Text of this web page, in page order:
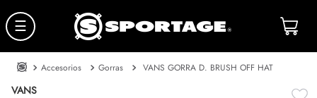
☰
Accesorios Gorras VANS GORRA D. BRUSH OFF HAT
VANS